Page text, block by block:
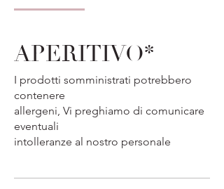
APERITIVO*
I prodotti somministrati potrebbero
contenere
allergeni, Vi preghiamo di comunicare
eventuali
intolleranze al nostro personale